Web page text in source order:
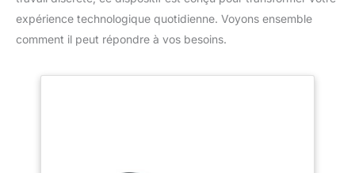
expérience technologique quotidienne. Voyons ensemble
comment il peut répondre à vos besoins.